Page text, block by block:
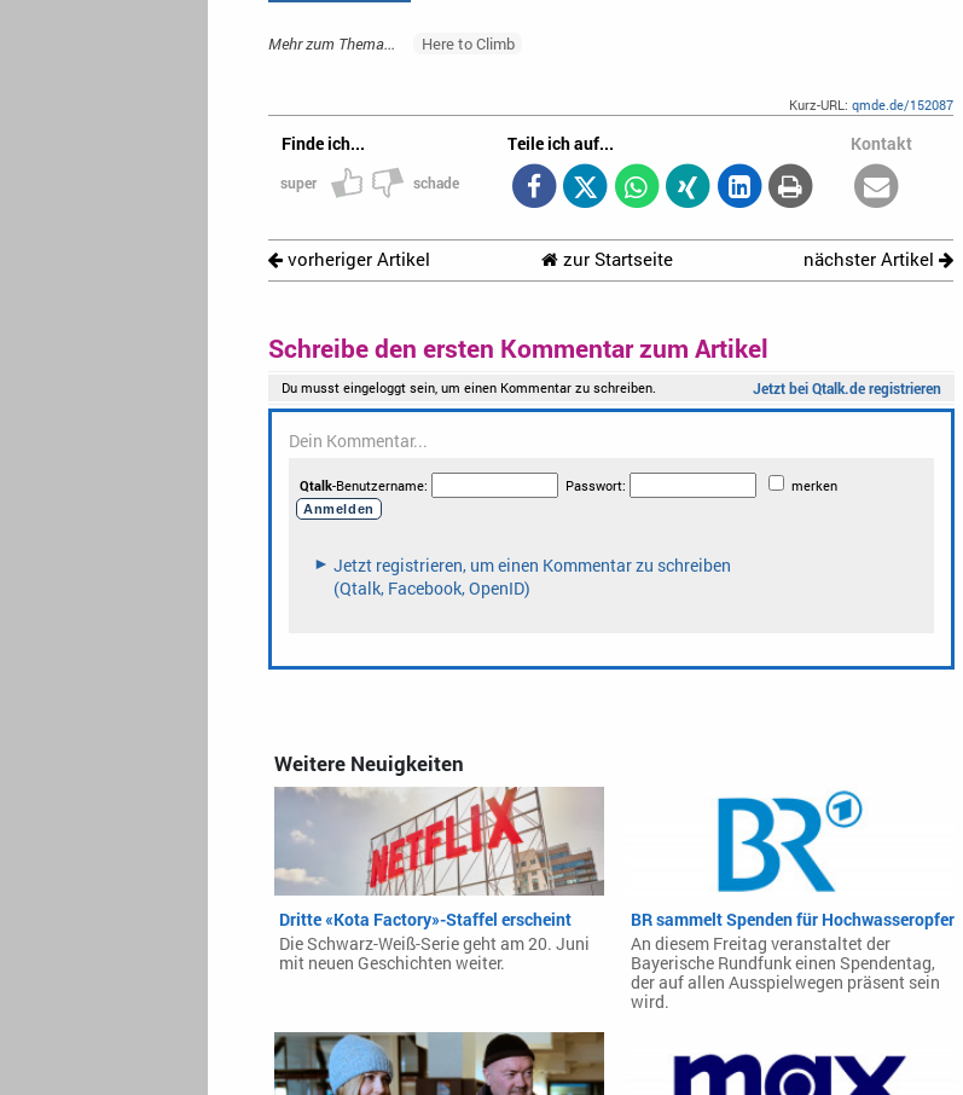
Mehr zum Thema... Here to Climb
Kurz-URL:qmde.de/152087
Finde ich...
super schade
Teile ich auf... Kontakt
vorheriger Artikel zur Startseite nächster Artikel
Schreibe den ersten Kommentar zum Artikel
Weitere Neuigkeiten
Dritte «Kota Factory»-Staffel erscheint
Die Schwarz-Weiß-Serie geht am 20. Juni
mit neuen Geschichten weiter.
BR sammelt Spenden für Hochwasseropfer
An diesem Freitag veranstaltet der
Bayerische Rundfunk einen Spendentag,
der auf allen Ausspielwegen präsent sein
wird.